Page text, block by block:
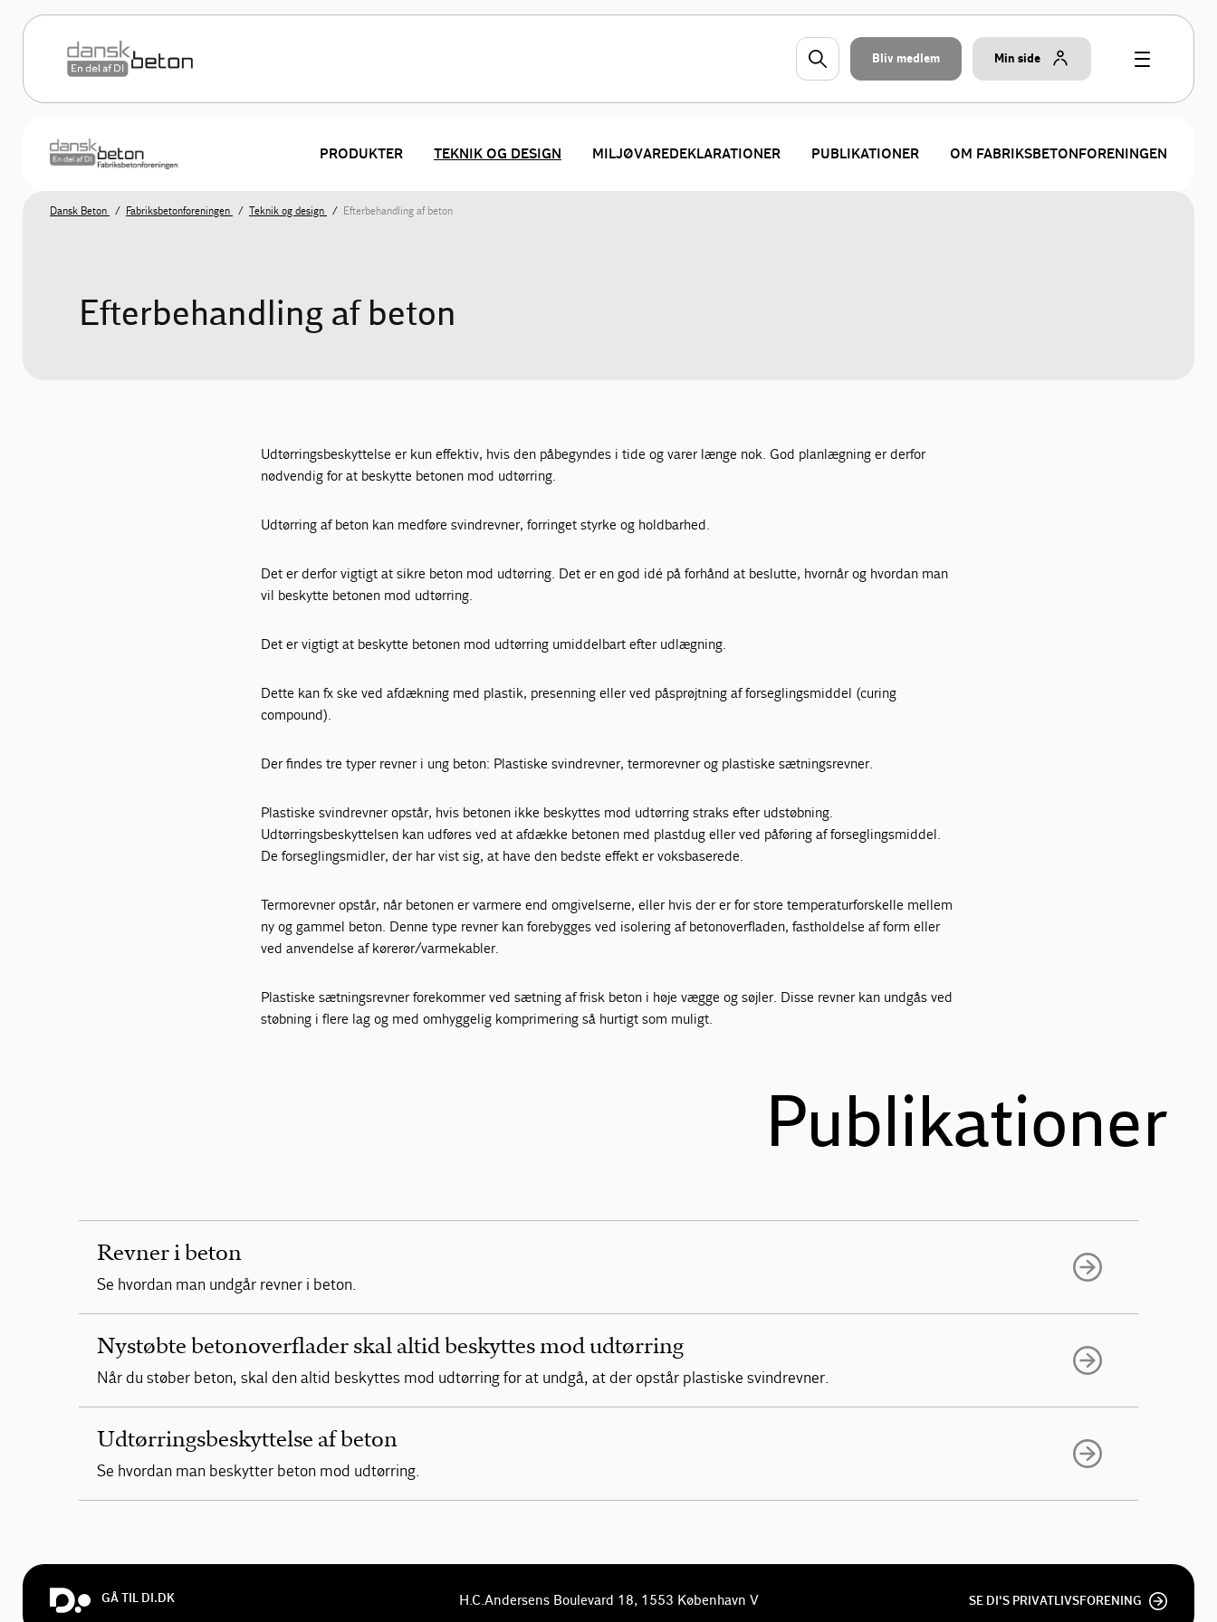
Bliv medlem Min side
PRODUKTER TEKNIK OG DESIGN MILJØVAREDEKLARATIONER PUBLIKATIONER OM FABRIKSBETONFORENINGEN
Dansk Beton Fabriksbetonforeningen Teknik og design Efterbehandling af beton
Efterbehandling af beton
Udtørringsbeskyttelse er kun effektiv, hvis den påbegyndes i tide og varer længe nok. God planlægning er derfor
nødvendig for at beskytte betonen mod udtørring.
Udtørring af beton kan medføre svindrevner, forringet styrke og holdbarhed.
Det er derfor vigtigt at sikre beton mod udtørring. Det er en god idé på forhånd at beslutte, hvornår og hvordan man
vil beskytte betonen mod udtørring.
Det er vigtigt at beskytte betonen mod udtørring umiddelbart efter udlægning.
Dette kan fx ske ved afdækning med plastik, presenning eller ved påsprøjtning af forseglingsmiddel (curing
compound).
Der findes tre typer revner i ung beton: Plastiske svindrevner, termorevner og plastiske sætningsrevner.
Plastiske svindrevner opstår, hvis betonen ikke beskyttes mod udtørring straks efter udstøbning.
Udtørringsbeskyttelsen kan udføres ved at afdække betonen med plastdug eller ved påføring af forseglingsmiddel.
De forseglingsmidler, der har vist sig, at have den bedste effekt er voksbaserede.
Termorevner opstår, når betonen er varmere end omgivelserne, eller hvis der er for store temperaturforskelle mellem
ny og gammel beton. Denne type revner kan forebygges ved isolering af betonoverfladen, fastholdelse af form eller
ved anvendelse af kørerør/varmekabler.
Plastiske sætningsrevner forekommer ved sætning af frisk beton i høje vægge og søjler. Disse revner kan undgås ved
støbning i flere lag og med omhyggelig komprimering så hurtigt som muligt.
Publikationer
Revner i beton
Se hvordan man undgår revner i beton.
Nystøbte betonoverflader skal altid beskyttes mod udtørring
Når du støber beton, skal den altid beskyttes mod udtørring for at undgå, at der opstår plastiske svindrevner.
Udtørringsbeskyttelse af beton
Se hvordan man beskytter beton mod udtørring.
GÅ TIL DI.DK H.C.Andersens Boulevard 18, 1553 København V SE DI'S PRIVATLIVSFORENING